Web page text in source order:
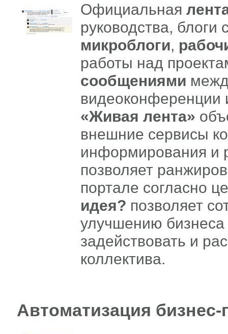
Официальная
руководства, блоги
микроблоги,
работы над
сообщениями
видеоконференции
«Живая лента»
внешние сервисы
информирования и
позволяет
портале согласно
идея? позволяет
улучшению бизнеса
задействовать и
коллектива.
Автоматизация